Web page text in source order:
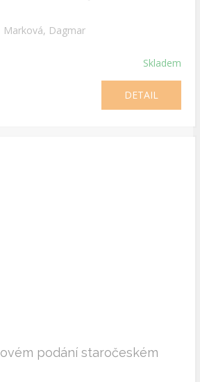
Marková, Dagmar
Skladem
DETAIL
podání staročeském